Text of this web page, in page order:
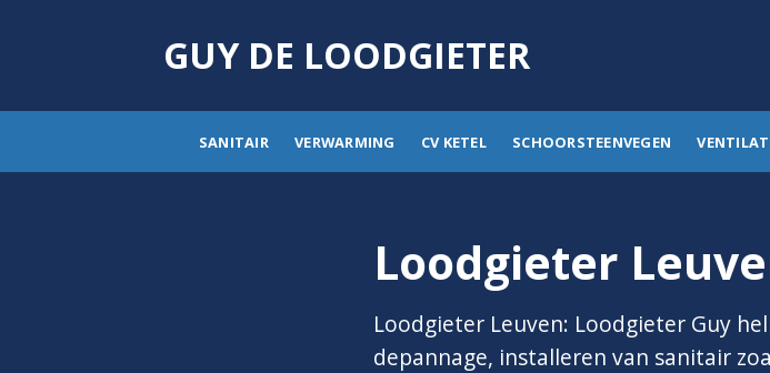
GUY DE LOODGIETER
SANITAIR VERWARMING CV KETEL SCHOORSTEENVEGEN
Loodgieter
Loodgieter Leuven: Loodgieter Guy
depannage, installeren van sanitair